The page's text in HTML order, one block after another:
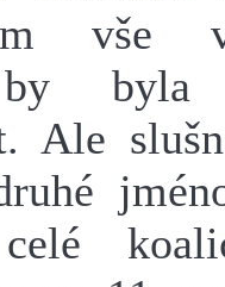
vše
by
Ale